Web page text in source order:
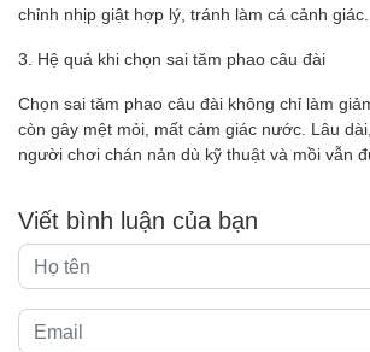
chỉnh nhịp giật hợp lý, tránh làm cá cảnh giác.
3. Hệ quả khi chọn sai tăm phao câu đài
Chọn sai tăm phao câu đài không chỉ làm
còn gây mệt mỏi, mất cảm giác nước. Lâu
người chơi chán nản dù kỹ thuật và mồi vẫn
Viết bình luận của bạn